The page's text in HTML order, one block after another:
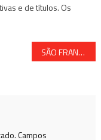
e de títulos. Os
SÃO FRANCISCO DO CONDE ESTÁ COM ALERTA LIGADO POR CAUSA DO AUMENTO DE CASOS DA COVID-19
Campos